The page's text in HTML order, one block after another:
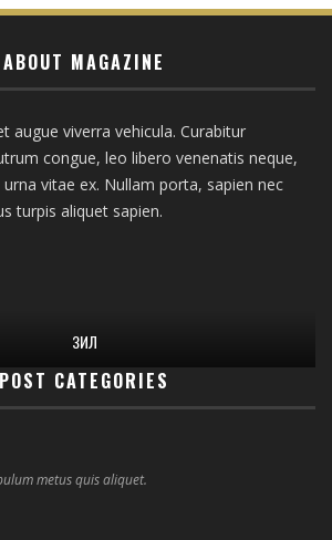
ABOUT MAGAZINE
augue viverra vehicula. Curabitur
congue, leo libero venenatis neque,
vitae ex. Nullam porta, sapien nec
turpis aliquet sapien.
ЗИЛ
POST CATEGORIES
metus quis aliquet.